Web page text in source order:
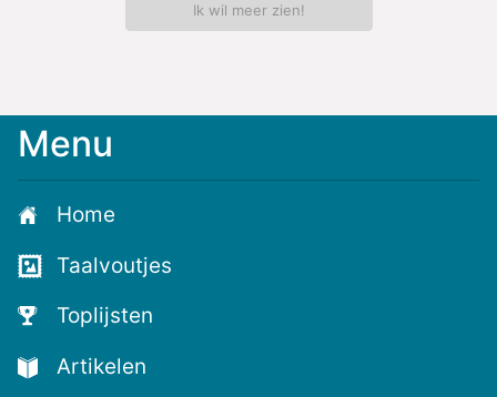
Ik wil meer zien!
Meld
voor
de
nieuwste
voutjes
en
de
voutste
Menu
Home
Taalvoutjes
Toplijsten
Artikelen